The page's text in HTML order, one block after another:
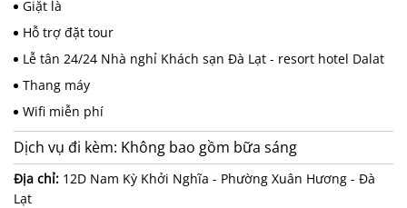
Giặt là
Hỗ trợ đặt tour
Lễ tân 24/24 Nhà nghỉ Khách sạn Đà Lạt - resort hotel Dalat
Thang máy
Wifi miễn phí
Dịch vụ đi kèm: Không bao gồm bữa sáng
Địa chỉ: 12D Nam Kỳ Khởi Nghĩa - Phường Xuân Hương - Đà
Lạt